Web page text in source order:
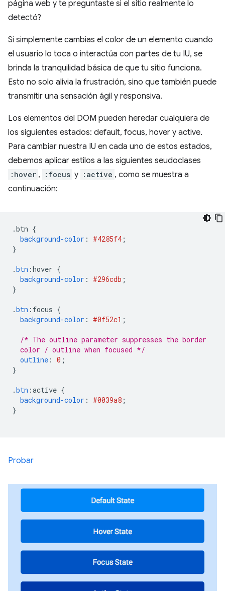
página web y te preguntaste si el sitio realmente lo
detectó?
Si simplemente cambias el color de un elemento cuando
el usuario lo toca o interactúa con partes de tu IU, se
brinda la tranquilidad básica de que tu sitio funciona.
Esto no solo alivia la frustración, sino que también puede
transmitir una sensación ágil y responsiva.
Los elementos del DOM pueden heredar cualquiera de
los siguientes estados: default, focus, hover y active.
Para cambiar nuestra IU en cada uno de estos estados,
debemos aplicar estilos a las siguientes seudoclases
:hover , :focus y :active , como se muestra a
continuación:
.btn {
background-color : #4285f4 ;
}
.btn :hover {
background-color : #296cdb ;
}
.btn : focus {
background-color : #0f52c1 ;
/* The outline parameter suppresses the border
color / outline when focused */
outline : 0 ;
}
.btn :active {
background-color : #0039a8 ;
}
Probar